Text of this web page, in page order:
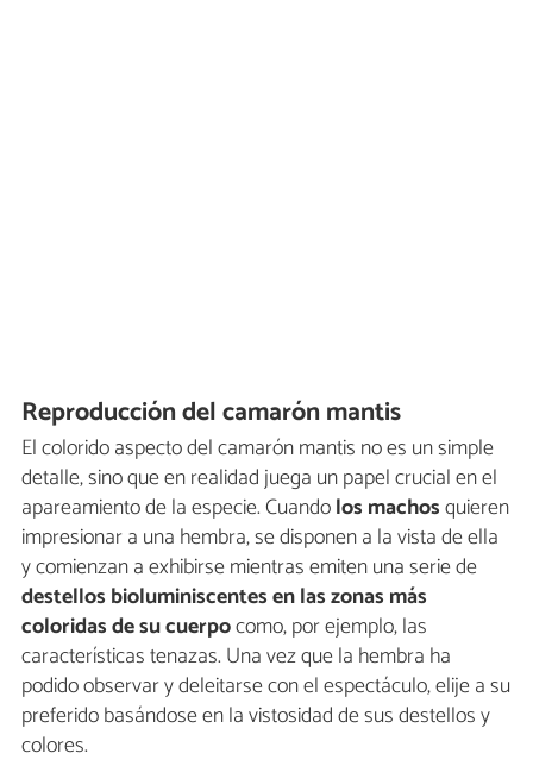
Reproducción del camarón mantis
El colorido aspecto del camarón mantis no es un simple
detalle, sino que en realidad juega un papel crucial en el
apareamiento de la especie. Cuandolos machosquieren
impresionar a una hembra, se disponen a la vista de ella
y comienzan a exhibirse mientras emiten una serie de
destellos bioluminiscentes en las zonas más
coloridas de su cuerpocomo, por ejemplo, las
características tenazas. Una vez que la hembra ha
podido observar y deleitarse con el espectáculo, elije a su
preferido basándose en la vistosidad de sus destellos y
colores.